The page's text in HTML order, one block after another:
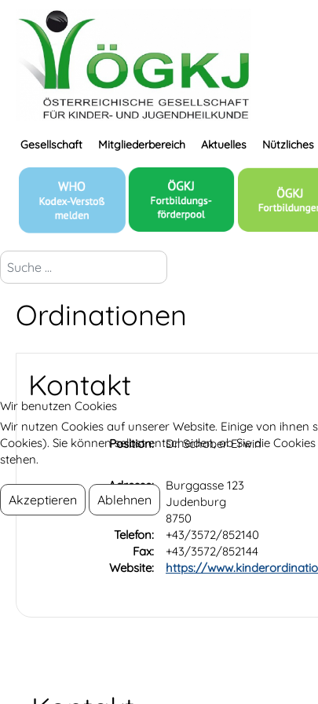
Gesellschaft Mitgliederbereich Aktuelles Nützliches
suchen...
Ordinationen
Kontakt
Position: Dr. Schober Erwin
Adresse:
Burggasse 123
Judenburg
8750
Telefon:
+43/3572/852140
Fax:
+43/3572/852144
Website:
https://
Wir benutzen Cookies
Wir nutzen Cookies auf unserer Website. Einige von
Cookies). Sie können selbst entscheiden, ob Sie die
stehen.
Akzeptieren Ablehnen